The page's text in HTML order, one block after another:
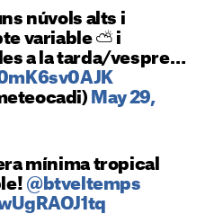
núvols alts i
variable ⛅ i
a la tarda/vespre…
May 29,
mínima tropical
@btveltemps